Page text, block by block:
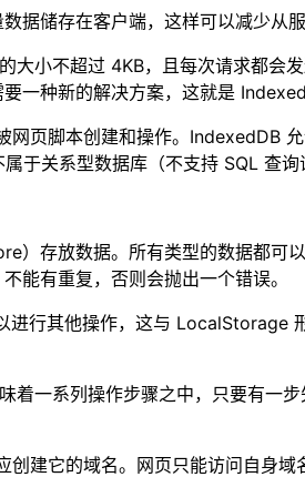
据储存在客户端，这样可以减少从
大小不超过 4KB，且每次请求都
一种新的解决方案，这就是
页脚本创建和操作。IndexedDB
关系型数据库（不支持 SQL 查询
）存放数据。所有类型的数据都可
能有重复，否则会抛出一个错误。
行其他操作，这与 LocalStorage
一系列操作步骤之中，只要有一
建它的域名。网页只能访问自身域